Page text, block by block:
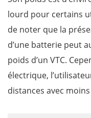
lourd pour certains
de noter que la
d’une batterie peut
poids d’un VTC.
électrique,
distances avec